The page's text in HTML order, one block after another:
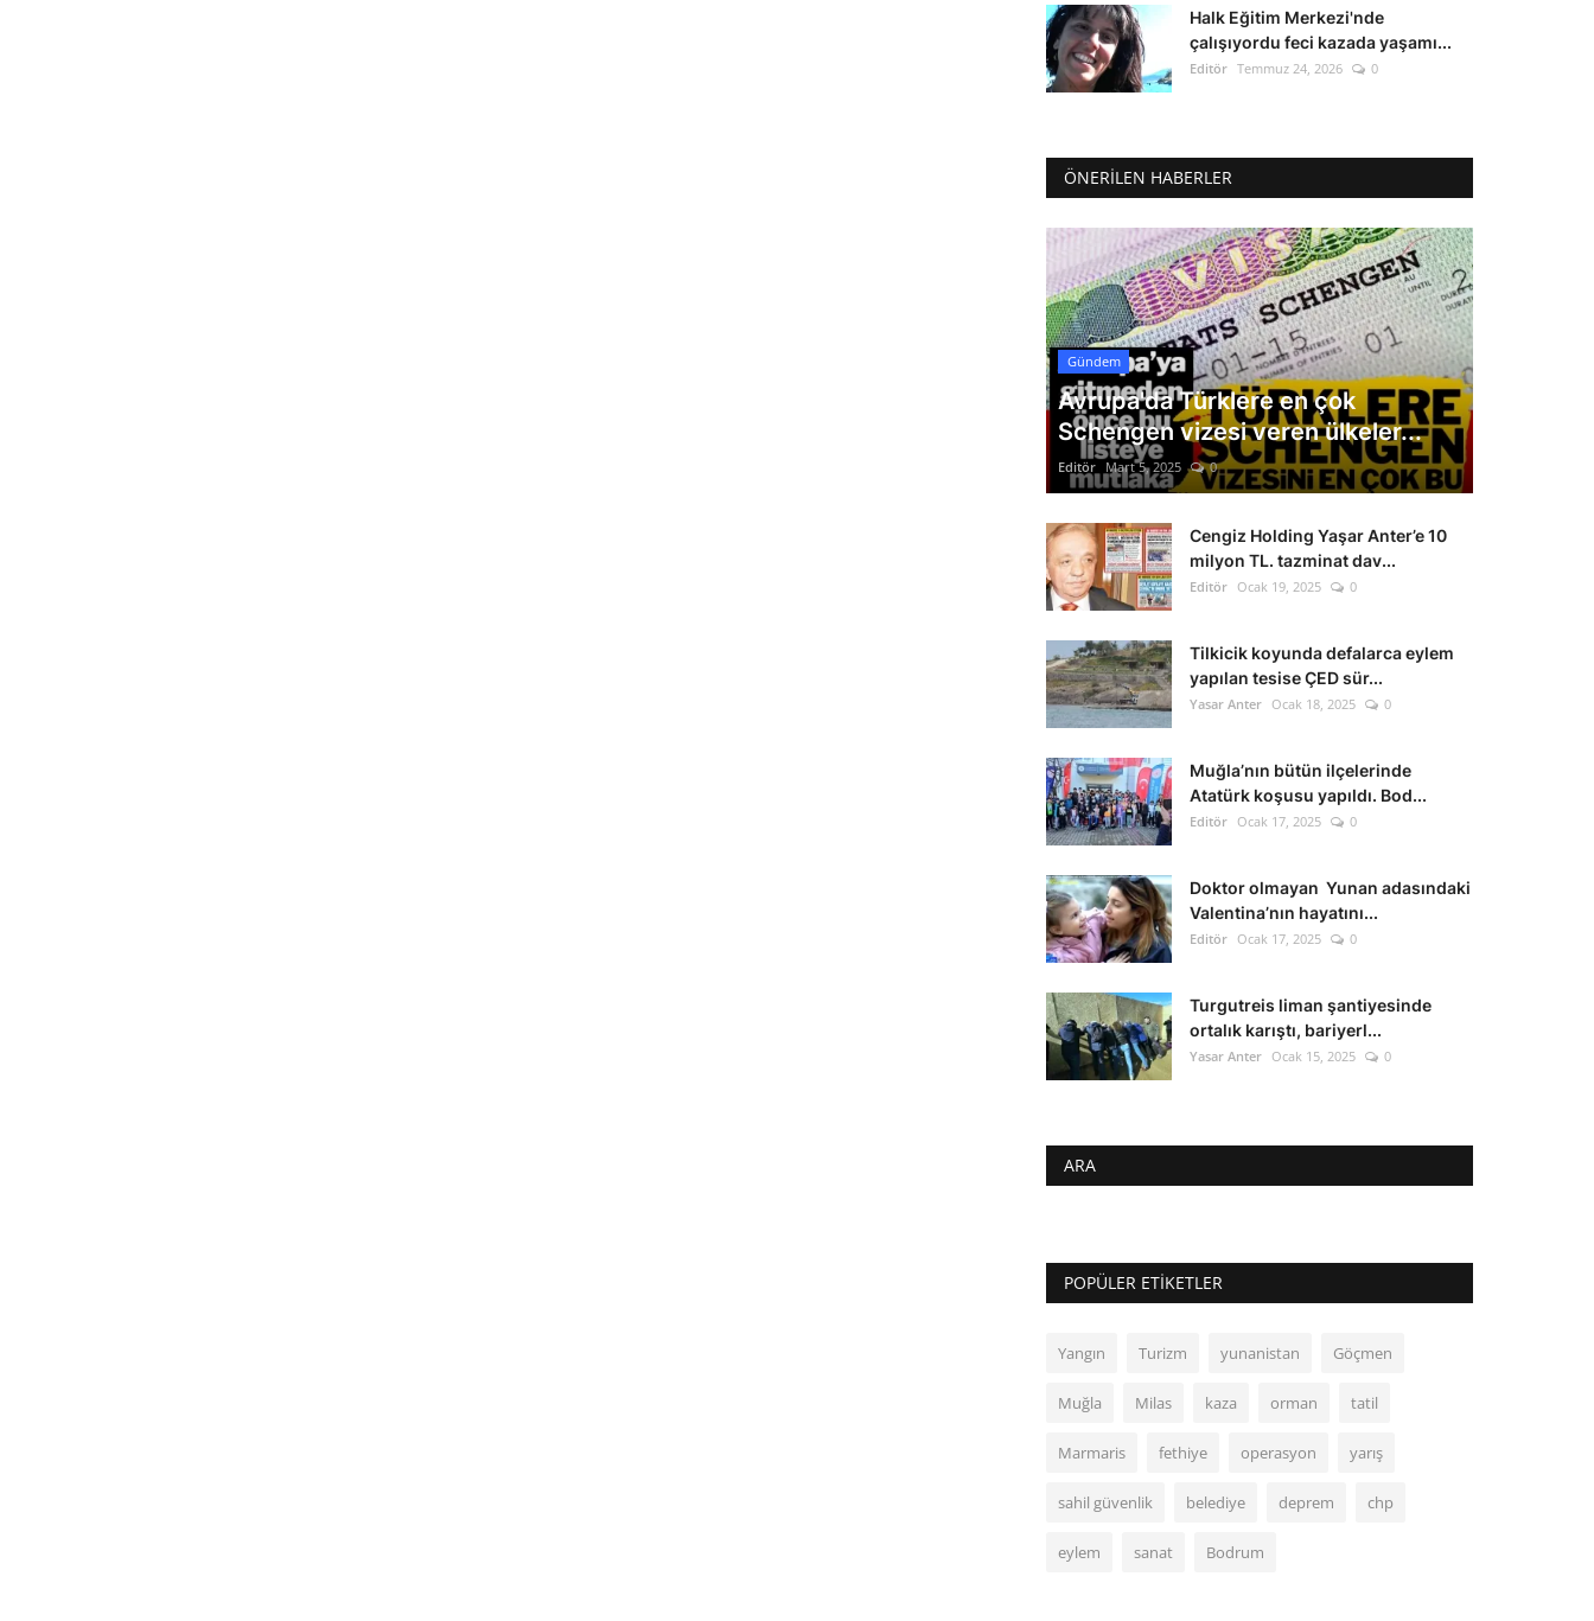
Halk Eğitim Merkezi'nde
çalışıyordu feci kazada yaşamı...
Editör Temmuz 24, 2026 0
ÖNERILEN HABERLER
Gündem
Avrupa'da Türklere en çok
Schengen vizesi veren ülkeler...
Editör Mart 5, 2025 0
Cengiz Holding Yaşar Anter’e 10
milyon TL. tazminat dav...
Editör Ocak 19, 2025 0
Tilkicik koyunda defalarca eylem
yapılan tesise ÇED sür...
Yasar Anter Ocak 18, 2025 0
Muğla’nın bütün ilçelerinde
Atatürk koşusu yapıldı. Bod...
Editör Ocak 17, 2025 0
Doktor olmayan Yunan adasındaki
Valentina’nın hayatını...
Editör Ocak 17, 2025 0
Turgutreis liman şantiyesinde
ortalık karıştı, bariyerl...
Yasar Anter Ocak 15, 2025 0
ARA
POPÜLER ETIKETLER
Yangın Turizm yunanistan Göçmen
Muğla Milas kaza orman tatil
Marmaris fethiye operasyon yarış
sahil güvenlik belediye deprem chp
eylem sanat Bodrum